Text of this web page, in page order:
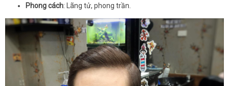
Phong cách: Lãng tử, phong trần.